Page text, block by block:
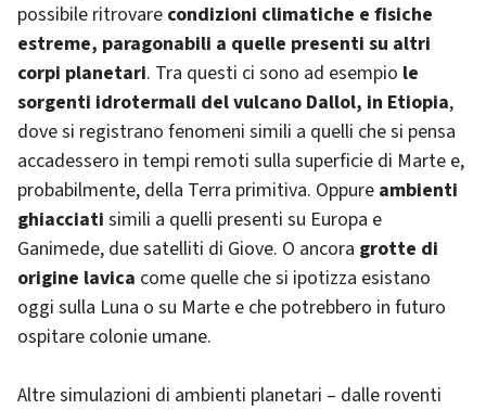
possibile ritrovare condizioni climatiche e fisiche
estreme, paragonabili a quelle presenti su altri
corpi planetari. Tra questi ci sono ad esempio le
sorgenti idrotermali del vulcano Dallol, in Etiopia,
dove si registrano fenomeni simili a quelli che si pensa
accadessero in tempi remoti sulla superficie di Marte e,
probabilmente, della Terra primitiva. Oppure ambienti
ghiacciati simili a quelli presenti su Europa e
Ganimede, due satelliti di Giove. O ancora grotte di
origine lavica come quelle che si ipotizza esistano
oggi sulla Luna o su Marte e che potrebbero in futuro
ospitare colonie umane.
Altre simulazioni di ambienti planetari – dalle roventi